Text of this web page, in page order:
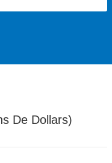
De Dollars)